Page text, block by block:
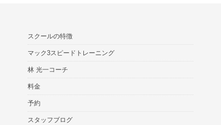
スクールの特徴
マック3スピードトレーニング
林 光一コーチ
料金
予約
スタッフブログ